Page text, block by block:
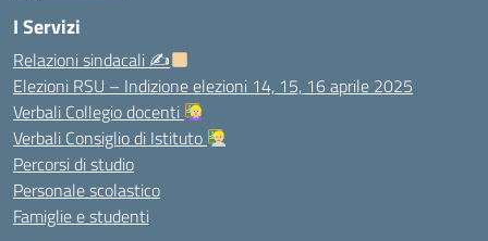
I Servizi
Relazioni sindacali ✍
Elezioni RSU – Indizione elezioni 14, 15, 16 aprile 2025
Verbali Collegio docenti
Verbali Consiglio di Istituto
Percorsi di studio
Personale scolastico
Famiglie e studenti